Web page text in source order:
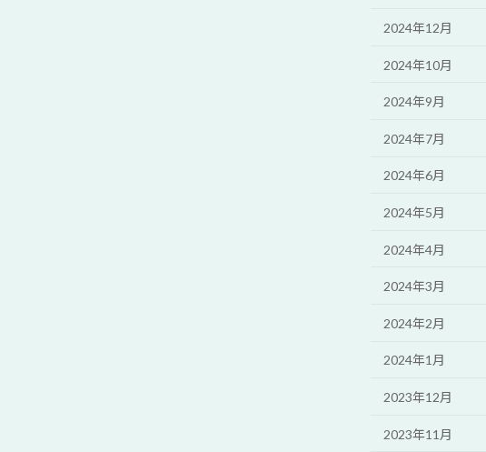
2024年12月
2024年10月
2024年9月
2024年7月
2024年6月
2024年5月
2024年4月
2024年3月
2024年2月
2024年1月
2023年12月
2023年11月